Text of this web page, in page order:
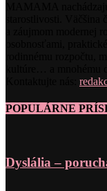
POPULÁRNE
Dyslália –